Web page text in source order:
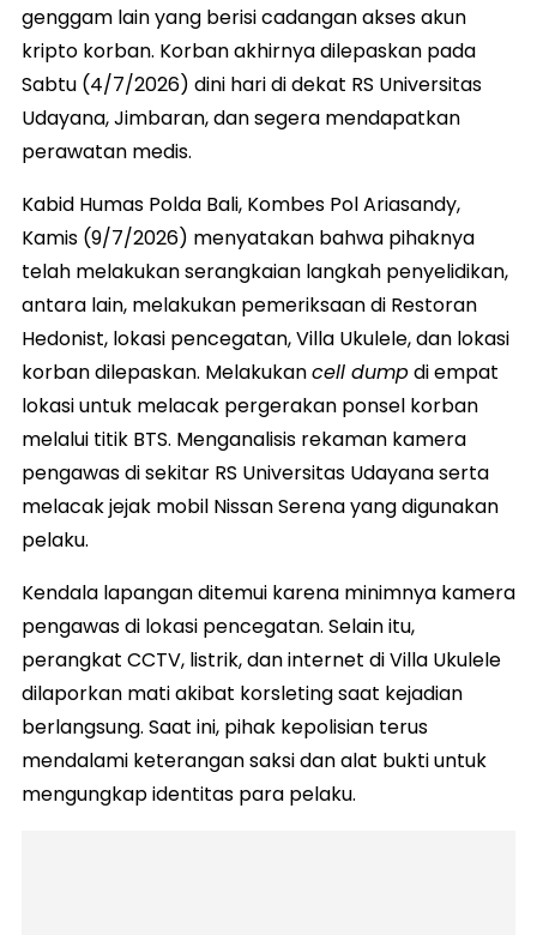
genggam lain yang berisi cadangan akses akun
kripto korban. Korban akhirnya dilepaskan pada
Sabtu (4/7/2026) dini hari di dekat RS Universitas
Udayana, Jimbaran, dan segera mendapatkan
perawatan medis.
Kabid Humas Polda Bali, Kombes Pol Ariasandy,
Kamis (9/7/2026) menyatakan bahwa pihaknya
telah melakukan serangkaian langkah penyelidikan,
antara lain, melakukan pemeriksaan di Restoran
Hedonist, lokasi pencegatan, Villa Ukulele, dan lokasi
korban dilepaskan. Melakukancell dumpdi empat
lokasi untuk melacak pergerakan ponsel korban
melalui titik BTS. Menganalisis rekaman kamera
pengawas di sekitar RS Universitas Udayana serta
melacak jejak mobil Nissan Serena yang digunakan
pelaku.
Kendala lapangan ditemui karena minimnya kamera
pengawas di lokasi pencegatan. Selain itu,
perangkat CCTV, listrik, dan internet di Villa Ukulele
dilaporkan mati akibat korsleting saat kejadian
berlangsung. Saat ini, pihak kepolisian terus
mendalami keterangan saksi dan alat bukti untuk
mengungkap identitas para pelaku.